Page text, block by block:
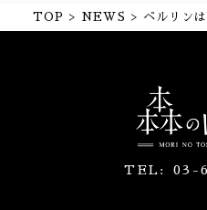
TOP NEWS ベルリン
TEL: 03-